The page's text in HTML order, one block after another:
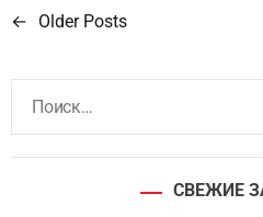
Н
и
← Older Posts
СВЕЖИЕ